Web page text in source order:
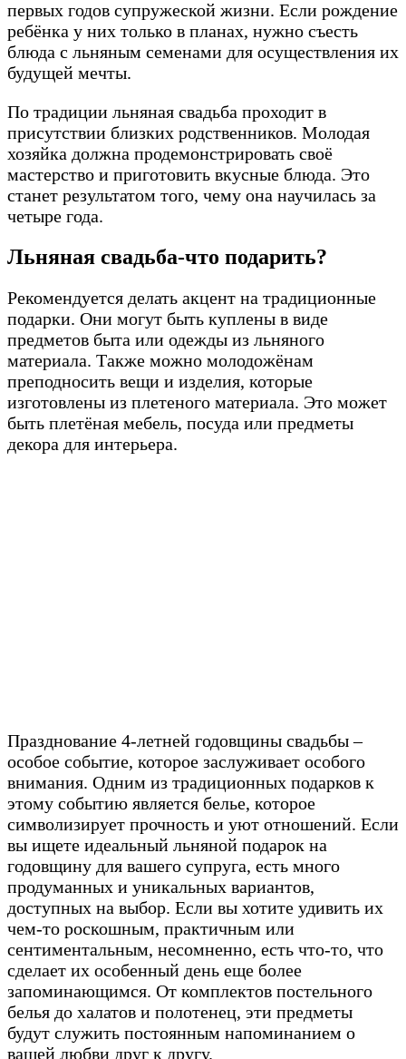
первых годов супружеской жизни. Если рождение
ребёнка у них только в планах, нужно съесть
блюда с льняным семенами для осуществления их
будущей мечты.
По традиции льняная свадьба проходит в
присутствии близких родственников. Молодая
хозяйка должна продемонстрировать своё
мастерство и приготовить вкусные блюда. Это
станет результатом того, чему она научилась за
четыре года.
Льняная свадьба-что подарить?
Рекомендуется делать акцент на традиционные
подарки. Они могут быть куплены в виде
предметов быта или одежды из льняного
материала. Также можно молодожёнам
преподносить вещи и изделия, которые
изготовлены из плетеного материала. Это может
быть плетёная мебель, посуда или предметы
декора для интерьера.
Празднование 4-летней годовщины свадьбы –
особое событие, которое заслуживает особого
внимания. Одним из традиционных подарков к
этому событию является белье, которое
символизирует прочность и уют отношений. Если
вы ищете идеальный льняной подарок на
годовщину для вашего супруга, есть много
продуманных и уникальных вариантов,
доступных на выбор. Если вы хотите удивить их
чем-то роскошным, практичным или
сентиментальным, несомненно, есть что-то, что
сделает их особенный день еще более
запоминающимся. От комплектов постельного
белья до халатов и полотенец, эти предметы
будут служить постоянным напоминанием о
вашей любви друг к другу.